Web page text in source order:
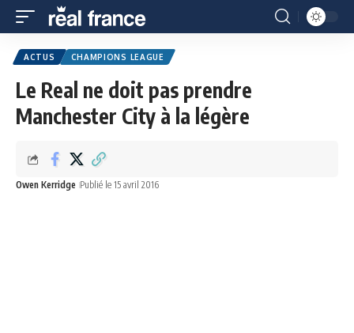
ACTUS CHAMPIONS LEAGUE
Le Real ne doit pas prendre
Manchester City à la légère
Owen Kerridge Publié le 15 avril 2016